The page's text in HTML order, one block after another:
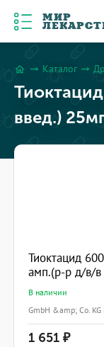
МИР
home arrow_right_alt Каталог arrow_right_alt
введ.)
Тиоктацид
амп.(р-р д/в/
В наличии
GmbH &amp; Co. KG
1 651